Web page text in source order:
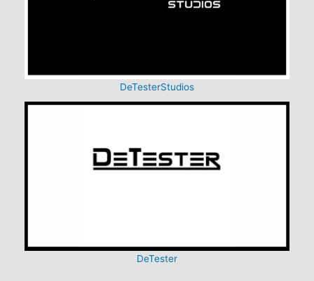
DeTesterStudios
DeTester